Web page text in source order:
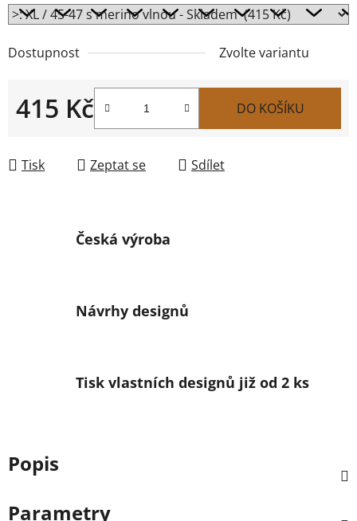
Dostupnost Zvolte variantu
415 Kč DO KOŠÍKU
Tisk Zeptat se Sdílet
Česká výroba
Návrhy designů
Tisk vlastních designů již od 2 ks
Popis
Parametry